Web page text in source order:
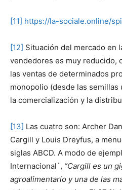
[11] https://la-sociale.online/
[12] Situación del mercado en
vendedores es muy reducido,
las ventas de determinados
monopolio (desde las
la comercialización y la
[13] Las cuatro son: Archer
Cargill y Louis Dreyfus, a
siglas ABCD. A modo de
Internacional`, “Cargill es un
agroalimentario y una de las